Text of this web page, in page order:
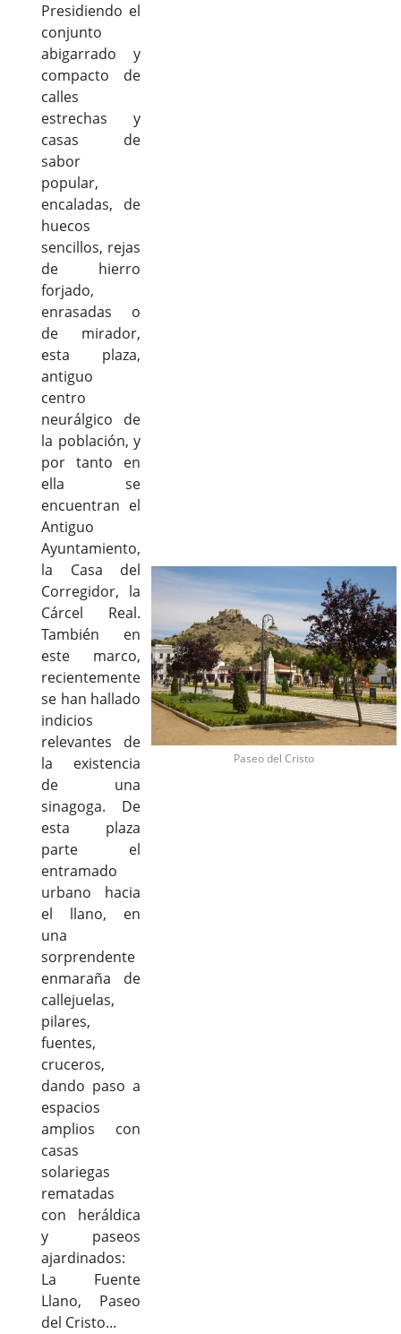
Presidiendo el
conjunto
abigarrado y
compacto de
calles
estrechas y
casas de
sabor
popular,
encaladas, de
huecos
sencillos, rejas
de hierro
forjado,
enrasadas o
de mirador,
esta plaza,
antiguo
centro
neurálgico de
la población, y
por tanto en
ella se
encuentran el
Antiguo
Ayuntamiento,
la Casa del
Corregidor, la
Cárcel Real.
También en
este marco,
recientemente
se han hallado
indicios
relevantes de
la existencia
de una
sinagoga. De
esta plaza
parte el
entramado
urbano hacia
el llano, en
una
sorprendente
enmaraña de
callejuelas,
pilares,
fuentes,
cruceros,
dando paso a
espacios
amplios con
casas
solariegas
rematadas
con heráldica
y paseos
ajardinados:
La Fuente
Llano, Paseo
del Cristo...
Paseo del Cristo